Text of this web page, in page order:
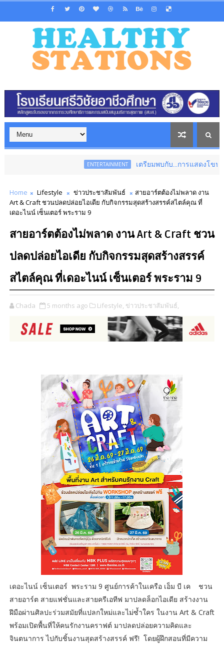
ENTERTAINMENT เตรียมพบกับ...การแสดงโขนสุดยิ่งให
Home Lifestyle ข่าวประชาสัมพันธ์
สายอาร์ตต้องไม่พลาด งาน
Art & Craft ชวนปลดปล่อยไอเดีย กับกิจกรรมสุดสร้างสรรค์สไตล์คุณ ที่
เดอะไนน์ เซ็นเตอร์ พระราม 9
สายอาร์ตต้องไม่พลาด งาน Art & Craft ชวน
ปลดปล่อยไอเดีย กับกิจกรรมสุดสร้างสรรค์
สไตล์คุณ ที่เดอะไนน์ เซ็นเตอร์ พระราม 9
Chada 5 months ago Lifestyle, ข่าวประชาสัมพันธ์,
เดอะไนน์ เซ็นเตอร์ พระราม 9 ศูนย์การค้าในเครือ เอ็ม บี เค ชวน
สายอาร์ต สายแฟชั่นและสายครีเอทีฟ มาปลดล็อกไอเดีย สร้างงาน
ฝีมือผ่านศิลปะร่วมสมัยที่แปลกใหม่และไม่ซ้ำใคร ในงาน Art & Craft
พร้อมเปิดพื้นที่ให้คนรักงานคราฟต์ มาปลดปล่อยความคิดและ
จินตนาการ ไปกับชิ้นงานสุดสร้างสรรค์ ฟรี! โดยผู้ฝึกสอนที่มีความ